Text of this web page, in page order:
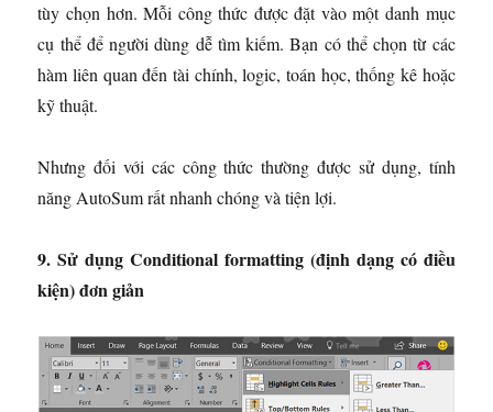
tùy chọn hơn. Mỗi công thức được đặt vào một danh mục
cụ thể để người dùng dễ tìm kiếm. Bạn có thể chọn từ các
hàm liên quan đến tài chính, logic, toán học, thống kê hoặc
kỹ thuật.
Nhưng đối với các công thức thường được sử dụng, tính
năng AutoSum rất nhanh chóng và tiện lợi.
9. Sử dụng Conditional formatting (định dạng có điều
kiện) đơn giản